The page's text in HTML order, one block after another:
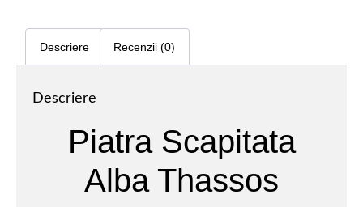
Descriere Recenzii (0)
Descriere
Piatra Scapitata
Alba Thassos